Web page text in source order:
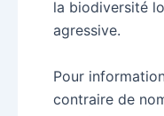
la biodiversité
agressive.
Pour
contraire de